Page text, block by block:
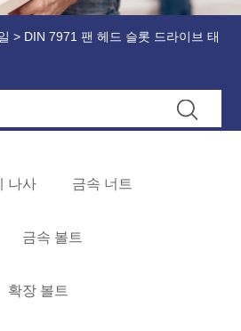
> DIN 7971 팬 헤드 슬롯 드라이브 태
나사 금속 너트
금속 볼트
확장 볼트